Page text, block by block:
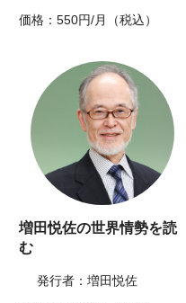
価格：550円/月（税込）
増田悦佐の世界情勢を読
む
発行者：増田悦佐